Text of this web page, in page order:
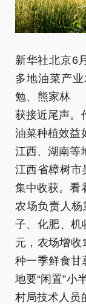
新华社北京6
多地油菜产
勉、熊家林
获接近尾声。
油菜种植效益
江西、湖南
江西省樟树市
集中收获。看
农场负责人杨
子、化肥、机
元，农场增
种一季鲜食甘
地要“闲置”小
村局技术人员